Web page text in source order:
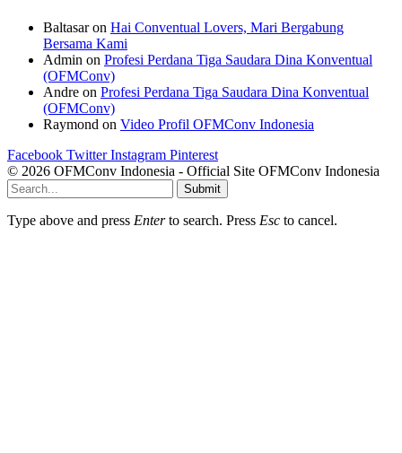
Baltasaron Hai Conventual Lovers, Mari Bergabung
Bersama Kami
Admin on Profesi Perdana Tiga Saudara Dina Konventual
(OFMConv)
Andre on Profesi Perdana Tiga Saudara Dina Konventual
(OFMConv)
Raymond on Video Profil OFMConv Indonesia
Facebook Twitter Instagram Pinterest
© 2026 OFMConv Indonesia - Official Site OFMConv Indonesia
Submit
Type above and press Enterto search. Press Esc to cancel.